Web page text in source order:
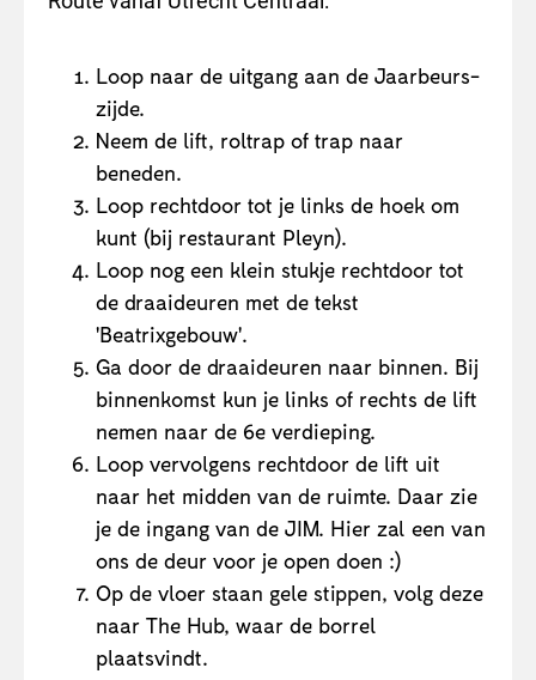
Loop naar de uitgang aan de Jaarbeurs-
zijde.
Neem de lift, roltrap of trap naar
beneden.
Loop rechtdoor tot je links de hoek om
kunt (bij restaurant Pleyn).
Loop nog een klein stukje rechtdoor tot
de draaideuren met de tekst
'Beatrixgebouw'.
Ga door de draaideuren naar binnen. Bij
binnenkomst kun je links of rechts de lift
nemen naar de 6e verdieping.
Loop vervolgens rechtdoor de lift uit
naar het midden van de ruimte. Daar zie
je de ingang van de JIM. Hier zal een van
ons de deur voor je open doen :)
Op de vloer staan gele stippen, volg deze
naar The Hub, waar de borrel
plaatsvindt.